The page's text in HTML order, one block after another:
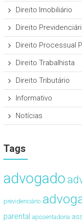
Direito Imobiliário
Direito
Direito Processual
Direito Trabalhista
Direito Tributário
Informativo
Notícias
Tags
advogado
previdenciário
parental aposentadoria